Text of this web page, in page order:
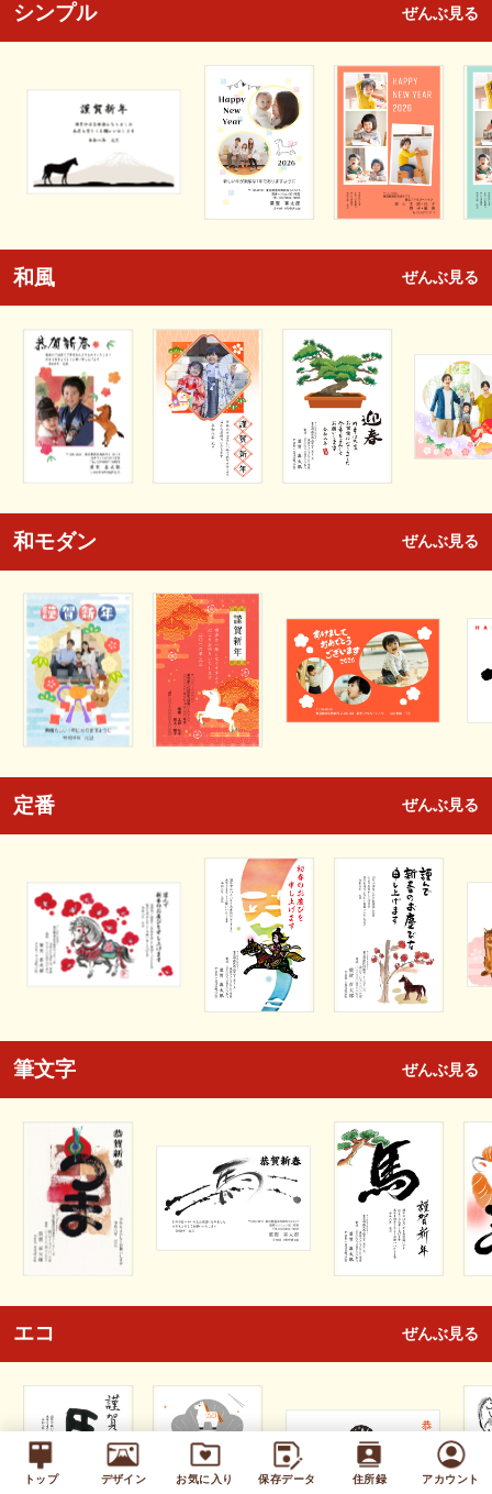
トップ デザイン お気に入り 保存データ 住所録 アカウント
シンプル ぜんぶ見る
和風 ぜんぶ見る
和モダン ぜんぶ見る
定番 ぜんぶ見る
筆文字 ぜんぶ見る
エコ ぜんぶ見る